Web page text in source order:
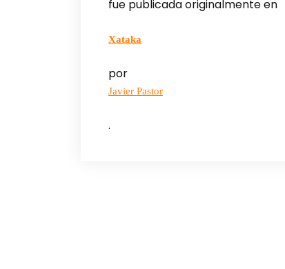
fue publicada originalmente en
Xataka
por
Javier Pastor
.